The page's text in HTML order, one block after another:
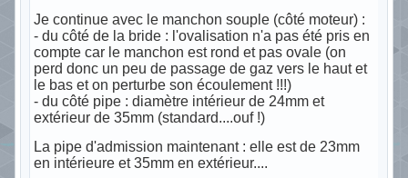
Je continue avec le manchon souple (côté moteur) :
- du côté de la bride : l'ovalisation n'a pas été pris en
compte car le manchon est rond et pas ovale (on
perd donc un peu de passage de gaz vers le haut et
le bas et on perturbe son écoulement !!!)
- du côté pipe : diamètre intérieur de 24mm et
extérieur de 35mm (standard....ouf !)
La pipe d'admission maintenant : elle est de 23mm
en intérieure et 35mm en extérieur....